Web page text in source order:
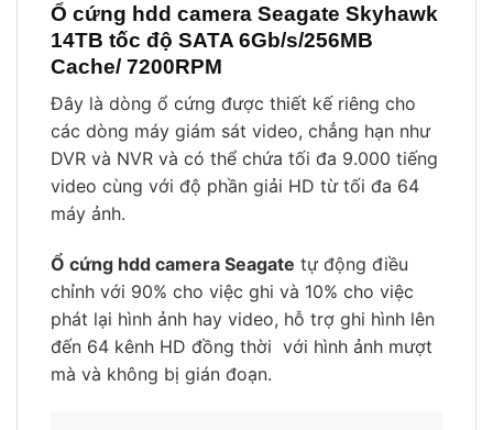
Ổ cứng hdd camera Seagate Skyhawk
14TB tốc độ SATA 6Gb/s/256MB
Cache/ 7200RPM
Đây là dòng ổ cứng được thiết kế riêng cho
các dòng máy giám sát video, chẳng hạn như
DVR và NVR và có thể chứa tối đa 9.000 tiếng
video cùng với độ phần giải HD từ tối đa 64
máy ảnh.
Ổ cứng hdd camera Seagate tự động điều
chỉnh với 90% cho việc ghi và 10% cho việc
phát lại hình ảnh hay video, hỗ trợ ghi hình lên
đến 64 kênh HD đồng thời với hình ảnh mượt
mà và không bị gián đoạn.